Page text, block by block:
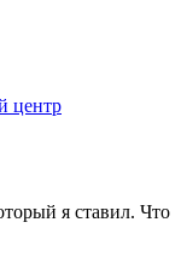
центр
я ставил. Что